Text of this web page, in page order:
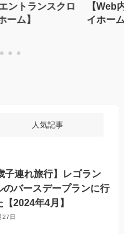
ントランスクロ
ーム】
【Web
イホー
人気記事
子連れ旅行】レゴラン
のバースデープランに行
2024年4月】
27日